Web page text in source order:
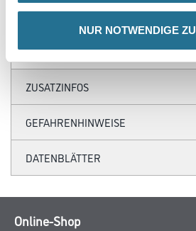
NUR NOTWENDIGE
- Bei Renovierung direkt überarbeitbar
ZUSATZINFOS
GEFAHRENHINWEISE
DATENBLÄTTER
Online-Shop